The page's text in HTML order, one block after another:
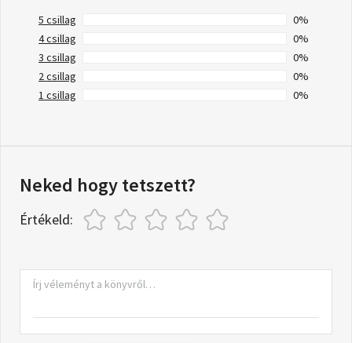
5 csillag
0%
4 csillag
0%
3 csillag
0%
2 csillag
0%
1 csillag
0%
Neked hogy tetszett?
Értékeld: